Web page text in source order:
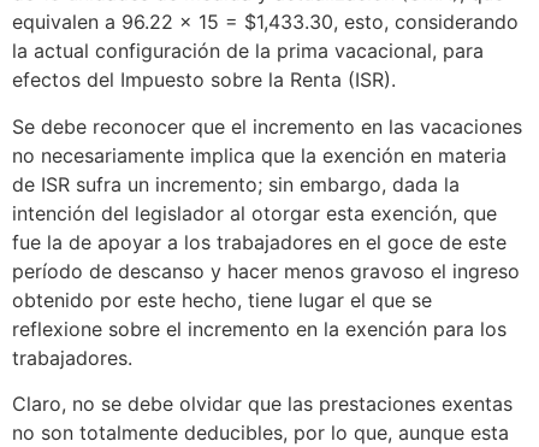
equivalen a 96.22 x 15 = $1,433.30, esto, considerando
la actual configuración de la prima vacacional, para
efectos del Impuesto sobre la Renta (ISR).
Se debe reconocer que el incremento en las vacaciones
no necesariamente implica que la exención en materia
de ISR sufra un incremento; sin embargo, dada la
intención del legislador al otorgar esta exención, que
fue la de apoyar a los trabajadores en el goce de este
período de descanso y hacer menos gravoso el ingreso
obtenido por este hecho, tiene lugar el que se
reflexione sobre el incremento en la exención para los
trabajadores.
Claro, no se debe olvidar que las prestaciones exentas
no son totalmente deducibles, por lo que, aunque esta